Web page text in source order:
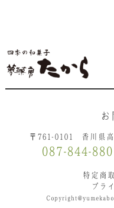
お
〒761-0101 香川県
087-844-
特定商
プラ